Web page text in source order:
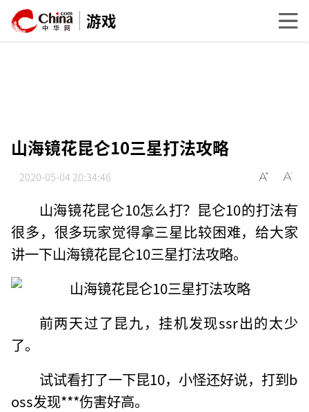
游戏
山海镜花昆仑10三星打法攻略
2020-05-04 20:34:46
山海镜花昆仑10怎么打？昆仑10的打法有
很多，很多玩家觉得拿三星比较困难，给大家
讲一下山海镜花昆仑10三星打法攻略。
前两天过了昆九，挂机发现ssr出的太少
了。
试试看打了一下昆10，小怪还好说，打到b
oss发现***伤害好高。